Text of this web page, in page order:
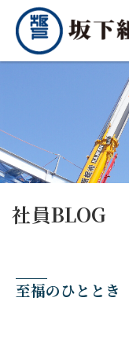
社員BLOG
至福のひととき